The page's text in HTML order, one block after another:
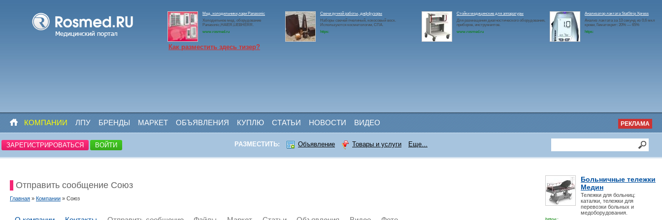
Мед. холодильники,лари Panasonic
Холодильное мед. оборудование
Panasonic,HAIER,LIEBHERR.
www.rosmed.ru
Свечи ручной работы, диффузоры
Наборы свечей пчелиный, кокосовый воск.
Используются косметологии, СПА.
https:
Стойки медицинские для аппаратуры
Для размещения диагностического оборудования,
приборов, инструментов.
www.rosmed.ru
Анализатор лактата StatStrip Xpress
Анализ лактата за 13 секунд из 0,6 мкл
крови, Гематокрит: 20% — 65%
https:
Как разместить здесь тизер?
КОМПАНИИ ЛПУ БРЕНДЫ МАРКЕТ ОБЪЯВЛЕНИЯ КУПЛЮ СТАТЬИ НОВОСТИ ВИДЕО РЕКЛАМА
ЗАРЕГИСТРИРОВАТЬСЯ ВОЙТИ РАЗМЕСТИТЬ: Объявление Товары и услуги Еще...
Больничные тележки
Медин
Тележки для больниц:
каталки, тележки для
перевозки больных и
медоборудования.
Отправить сообщение Союз
Главная » Компании » Союз